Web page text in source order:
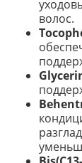
волос.